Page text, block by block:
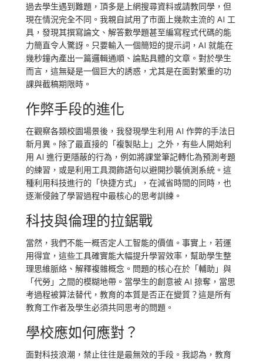
過去學生遇到難題，頂多是上網搜尋資料或請教同學，但
現在情況完全不同。我親自試用了市面上幾款主流的 AI 工
具，發現其撰寫論文、解答數學題甚至編寫程式代碼的能
力簡直令人驚訝。只要輸入一個簡短的提示詞，AI 就能在
幾秒鐘內產出一篇邏輯通順、論點具體的文章。對於學生
而言，這無疑是一個巨大的誘惑，尤其是在面對繁重的功
課與截稿期限時。
作弊手段的進化
在觀察各類校園場景後，我發現學生利用 AI 作弊的手法日
新月異。除了最直接的「複製貼上」之外，有些人開始利
用 AI 進行更隱蔽的行為，例如將課堂筆記轉化為預測考題
的練習，或是利用工具潤飾語句以避開抄襲偵測系統。這
種利用科技進行的「快捷方式」，在減省時間的同時，也
逐漸侵蝕了學習過程中最核心的思考訓練。
科技與倫理的拉鋸戰
當然，我們不能一概否定人工智能的價值。事實上，若運
用得宜，這些工具確實能大幅提升學習效率，幫助學生整
理思維脈絡、解釋複雜概念。問題的核心在於「輔助」與
「代勞」之間的模糊地帶。當學生的創意被 AI 掠奪，當思
考過程被算法替代，教育的本質是否正在變質？這是所有
教育工作者及學生必須共同思考的問題。
學校應如何應對？
面對科技浪潮，禁止往往是最無效的手段。我認為，教育